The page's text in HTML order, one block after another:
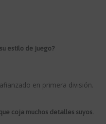
estilo de juego?
en primera división.
coja muchos detalles suyos.